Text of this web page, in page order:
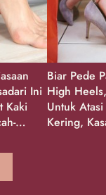
Ini
Kaki
Biar Pede
High
Untuk
Kering,